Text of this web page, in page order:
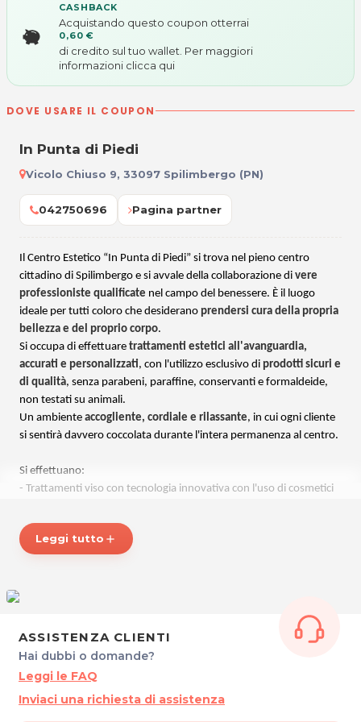
CASHBACK
Acquistando questo coupon otterrai
0,60 €
di credito sul tuo wallet. Per maggiori
informazioni clicca qui
DOVE USARE IL COUPON
In Punta di Piedi
Vicolo Chiuso 9, 33097 Spilimbergo (PN)
042750696 Pagina partner
Il Centro Estetico “In Punta di Piedi” si trova nel pieno centro
cittadino di Spilimbergo e si avvale della collaborazione di vere
professioniste qualificate nel campo del benessere. È il luogo
ideale per tutti coloro che desiderano prendersi cura della propria
bellezza e del proprio corpo.
Si occupa di effettuare trattamenti estetici all'avanguardia,
accurati e personalizzati, con l'utilizzo esclusivo di prodotti sicuri e
di qualità, senza parabeni, paraffine, conservanti e formaldeide,
non testati su animali.
Un ambiente accogliente, cordiale e rilassante, in cui ogni cliente
si sentirà davvero coccolata durante l'intera permanenza al centro.
Si effettuano:
- Trattamenti viso con tecnologia innovativa con l'uso di cosmetici
- Manicure e pedicure con attrezzature monouso o rigorosamente
sterilizzate in autoclave
- Trucco semipermanente
- Make un giorno/sera/ricorrenze/speciale spose
Lasciati coccolare dalle esperte mani delle professioniste del
Centro Estetico “In punta di Piedi”!
Leggi tutto add
ASSISTENZA CLIENTI
Hai dubbi o domande?
Leggi le FAQ
Inviaci una richiesta di assistenza